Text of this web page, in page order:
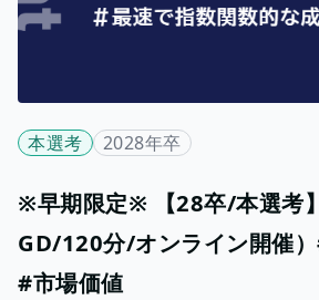
本選考 2028年卒
※早期限定※ 【28卒/本選考
GD/120分/オンライン開催
#市場価値